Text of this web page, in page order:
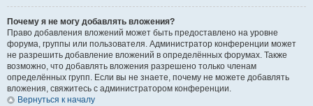
Почему я не могу добавлять вложения?
Право добавления вложений может быть предоставлено на уровне
форума, группы или пользователя. Администратор конференции может
не разрешить добавление вложений в определённых форумах. Также
возможно, что добавлять вложения разрешено только членам
определённых групп. Если вы не знаете, почему не можете добавлять
вложения, свяжитесь с администратором конференции.
Вернуться к началу